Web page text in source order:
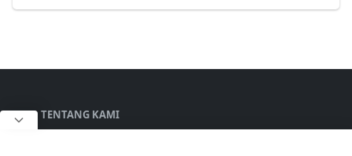
TENTANG KAMI